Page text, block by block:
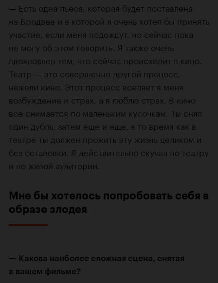
Есть одна пьеса, которая будет поставлена
на Бродвее и в которой я очень хотел бы принять
участие, если меня подождут, но сейчас пока
не могу об этом говорить. Я также очень
вдохновлен тем, что сейчас происходит в кино.
Театр — это совершенно другой процесс,
нежели кино. Этот процесс вселяет в меня
возбуждение и страх, а я люблю страх. В кино
все снимается по маленьким кусочкам. Ты снял
один дубль, затем еще и еще, в то время как в
театре ты должен прожить эту жизнь целиком и
без остановки. Я действительно скучал по театру
и по живой аудитории.
Мне бы хотелось попробовать себя в
образе злодея
Какова наиболее сложная сцена, снятая
в вашем фильме?